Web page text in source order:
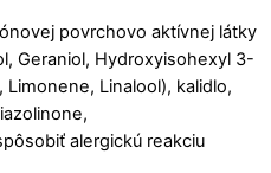
povrchovo aktívnej látky
Geraniol, Hydroxyisohexyl 3-
Linalool), kalidlo,
alergickú reakciu